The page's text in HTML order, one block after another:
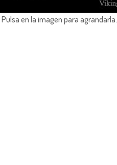
Pulsa en la imagen para agrandarla.